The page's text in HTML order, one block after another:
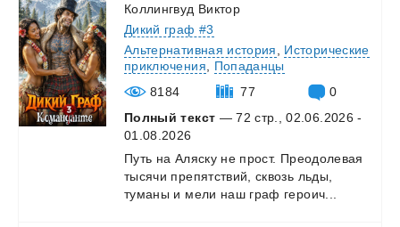
Коллингвуд Виктор
Дикий граф #3
Альтернативная история
Исторические
приключения
Попаданцы
8184
77
0
Полный текст — 72 стр., 02.06.2026 -
01.08.2026
Путь на Аляску не прост. Преодолевая
тысячи препятствий, сквозь льды,
туманы и мели наш граф героич...